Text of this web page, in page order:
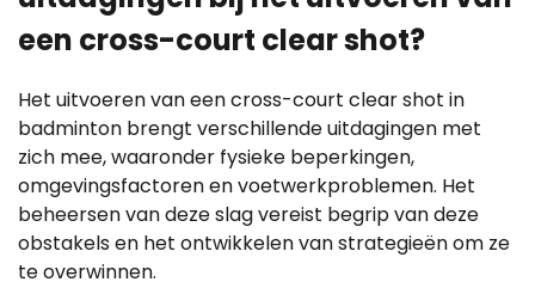
een cross-court clear shot?
Het uitvoeren van een cross-court clear shot in
badminton brengt verschillende uitdagingen met
zich mee, waaronder fysieke beperkingen,
omgevingsfactoren en voetwerkproblemen. Het
beheersen van deze slag vereist begrip van deze
obstakels en het ontwikkelen van strategieën om ze
te overwinnen.